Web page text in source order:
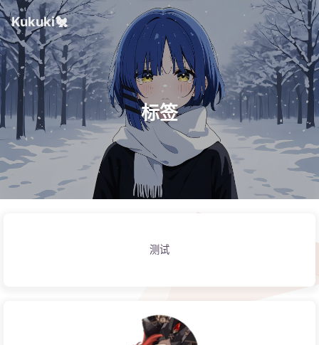
Kukuki🐔
标签